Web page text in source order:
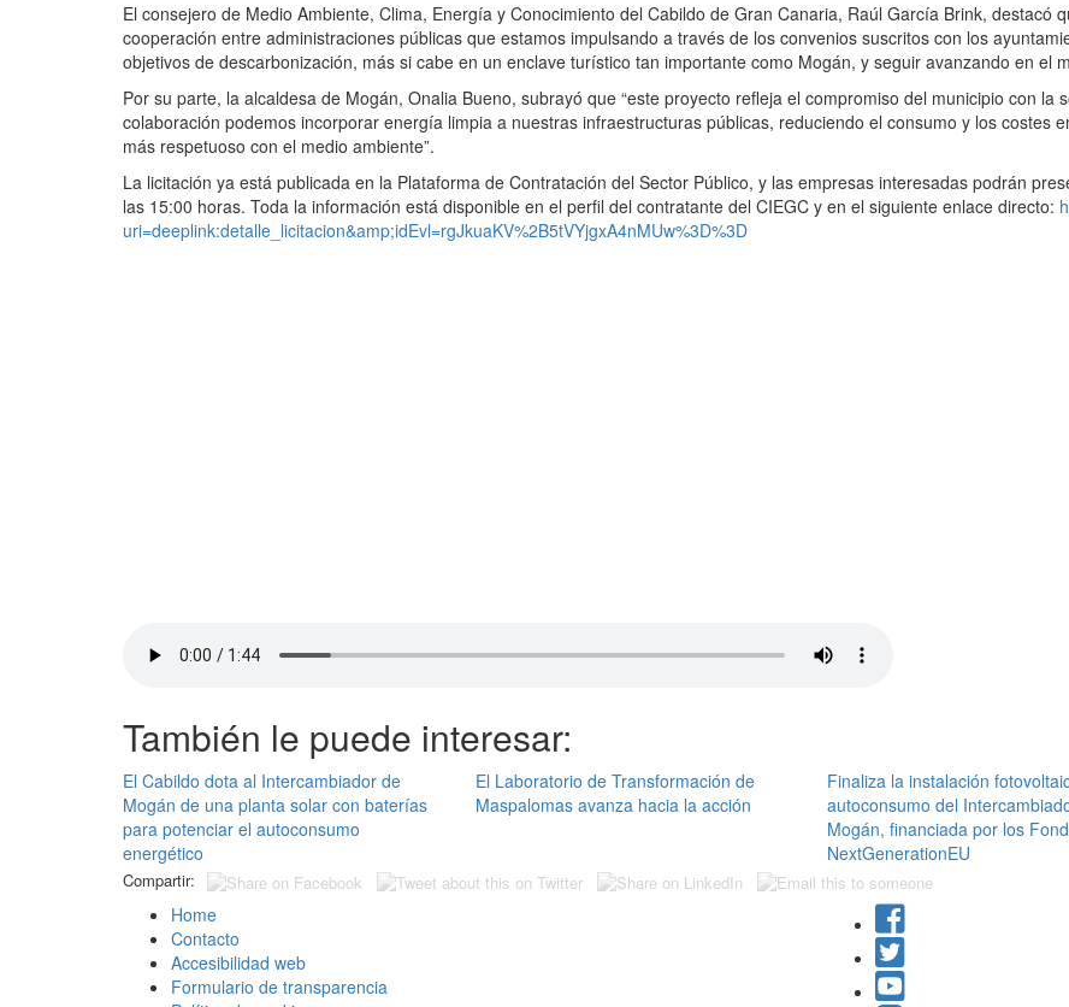
El consejero de Medio Ambiente, Clima, Energía y Conocimiento del Cabildo de Gran Canaria, Raúl García Brink, destacó
cooperación entre administraciones públicas que estamos impulsando a través de los convenios suscritos con los
objetivos de descarbonización, más si cabe en un enclave turístico tan importante como Mogán, y seguir avanzando en el
Por su parte, la alcaldesa de Mogán, Onalia Bueno, subrayó que “este proyecto refleja el compromiso del municipio con
colaboración podemos incorporar energía limpia a nuestras infraestructuras públicas, reduciendo el consumo y los costes
más respetuoso con el medio ambiente”.
La licitación ya está publicada en la Plataforma de Contratación del Sector Público, y las empresas interesadas podrán
las 15:00 horas. Toda la información está disponible en el perfil del contratante del CIEGC y en el siguiente enlace directo:
uri=deeplink:detalle_licitacion&amp;idEvl=rgJkuaKV%2B5tVYjgxA4nMUw%3D%3D
También le puede interesar:
El Cabildo dota al Intercambiador de
Mogán de una planta solar con baterías
para potenciar el autoconsumo
energético
El Laboratorio de Transformación de
Maspalomas avanza hacia la acción
Finaliza la instalación
autoconsumo del
Mogán, financiada por los
NextGenerationEU
Compartir:
Home
Contacto
Accesibilidad web
Formulario de transparencia